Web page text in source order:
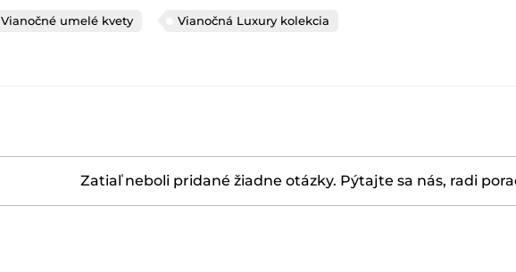
Vianočné umelé kvety Vianočná Luxury kolekcia
Zatiaľ neboli pridané žiadne otázky. Pýtajte sa nás, radi